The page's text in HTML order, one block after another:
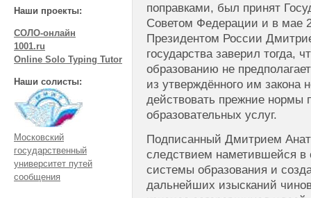
Наши проекты:
СОЛО-онлайн
1001.ru
Online Solo Typing Tutor
Наши солисты:
Московский
государственный
университет путей
сообщения
поправками, был принят
Советом Федерации и в мае
Президентом России
государства заверил тогда,
образованию не
из утверждённого им закона
действовать прежние нормы
образовательных услуг.
Подписанный Дмитрием
следствием наметившейся в
системы образования и
дальнейших изысканий